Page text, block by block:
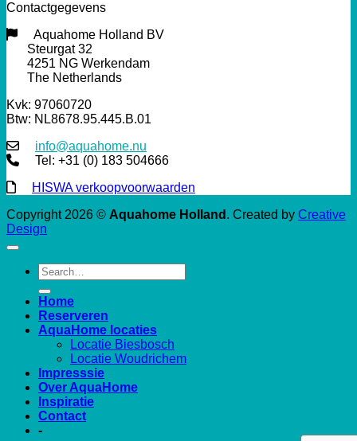
Contactgegevens
Aquahome Holland BV
Steurgat 32
4251 NG Werkendam
The Netherlands
Kvk: 97060720
Btw: NL8678.95.445.B.01
info@aquahome.nu
Tel: +31 (0) 183 504666
HISWA verkoopvoorwaarden
Copyright 2026 © Aquahome Holland . Created by Creative
Design
Home
Reserveren
AquaHome locaties
Locatie Biesbosch
Locatie Woudrichem
Impresssie
Over AquaHome
Inspiratie
Contact
-